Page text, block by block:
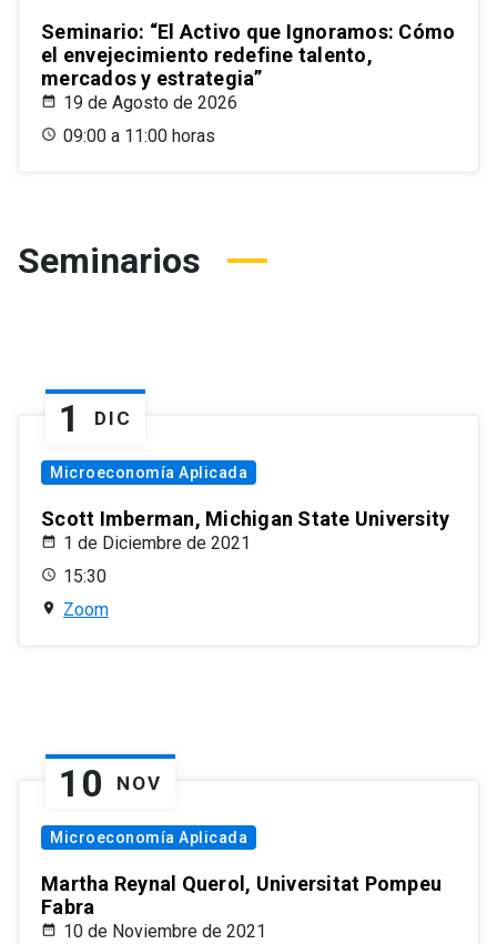
Seminario: “El Activo que Ignoramos: Cómo
el envejecimiento redefine talento,
mercados y estrategia”
19 de Agosto de 2026
09:00 a 11:00 horas
Seminarios
1 DIC
Microeconomía Aplicada
Scott Imberman, Michigan State University
1 de Diciembre de 2021
15:30
Zoom
10 NOV
Microeconomía Aplicada
Martha Reynal Querol, Universitat Pompeu
Fabra
10 de Noviembre de 2021